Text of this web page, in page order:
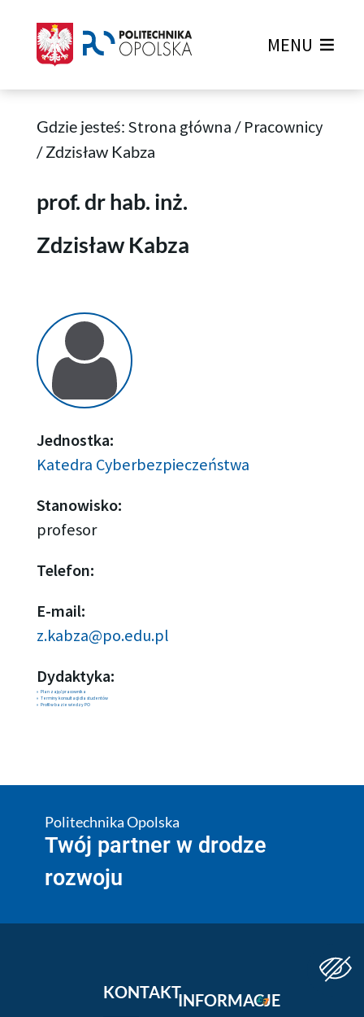
MENU
Gdzie jesteś: Strona główna / Pracownicy
/Zdzisław Kabza
prof. dr hab. inż.
Zdzisław Kabza
Jednostka:
Katedra Cyberbezpieczeństwa
Stanowisko:
profesor
Telefon:
E-mail:
z.kabza@po.edu.pl
Dydaktyka:
Plan zajęć pracownika
Terminy konsultacji dla studentów
Profil w bazie wiedzy PO
Politechnika Opolska
Twój partner w drodze
rozwoju
KONTAKTINFORMACJE